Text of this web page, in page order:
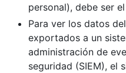
personal), debe ser
Para ver los datos
exportados a un
administración de
seguridad (SIEM), el